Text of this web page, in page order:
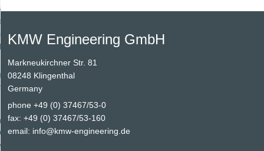
do naroży
profili
produkcji
maszyn
CNC
KMW Engineering GmbH
Markneukirchner Str. 81
08248 Klingenthal
Germany
phone +49 (0) 37467/53-0
fax: +49 (0) 37467/53-160
email: info@kmw-engineering.de